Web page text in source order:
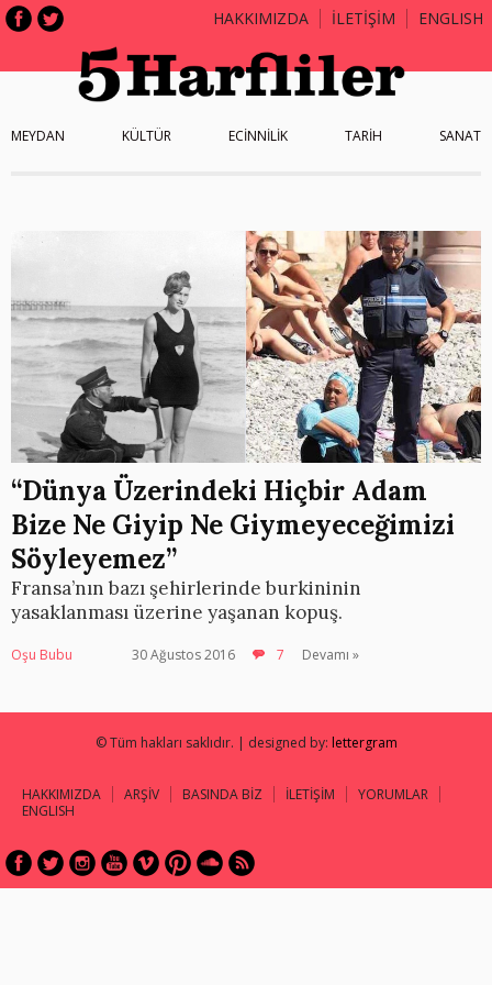
HAKKIMIZDA İLETİŞİM ENGLISH
MEYDAN KÜLTÜR ECİNNİLİK TARİH SANAT
“Dünya Üzerindeki Hiçbir Adam
Bize Ne Giyip Ne Giymeyeceğimizi
Söyleyemez”
Fransa’nın bazı şehirlerinde burkininin
yasaklanması üzerine yaşanan kopuş.
Oşu Bubu 30 Ağustos 2016 7 Devamı »
© Tüm hakları saklıdır. | designed by: lettergram
HAKKIMIZDA ARŞİV BASINDA BİZ İLETİŞİM
YORUMLAR
ENGLISH